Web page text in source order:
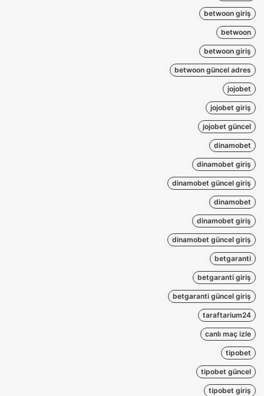
betwoon giriş
betwoon
betwoon giriş
betwoon güncel adres
jojobet
jojobet giriş
jojobet güncel
dinamobet
dinamobet giriş
dinamobet güncel giriş
dinamobet
dinamobet giriş
dinamobet güncel giriş
betgaranti
betgaranti giriş
betgaranti güncel giriş
taraftarium24
canlı maç izle
tipobet
tipobet güncel
tipobet giriş